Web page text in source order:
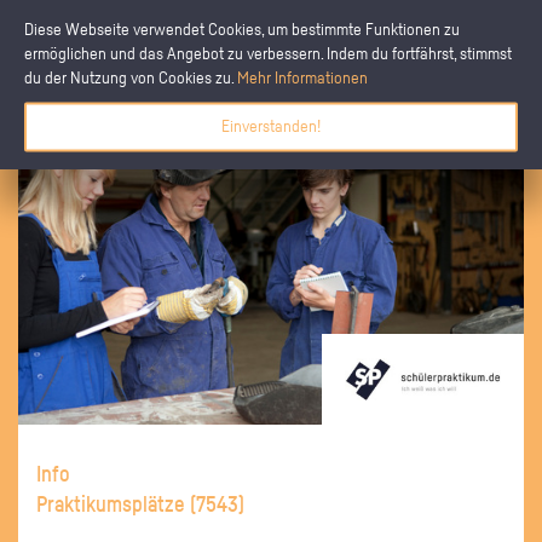
Diese Webseite verwendet Cookies, um bestimmte Funktionen zu
ermöglichen und das Angebot zu verbessern. Indem du fortfährst, stimmst
du der Nutzung von Cookies zu. Mehr Informationen
Einverstanden!
Info
Praktikumsplätze ( 7543